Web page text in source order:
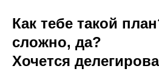
Как тебе такой
сложно, да?
Хочется